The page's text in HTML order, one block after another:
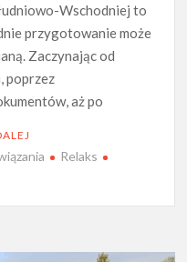
Wschodniej to
przygotowanie może
Zaczynając od
poprzez
aż po
Relaks